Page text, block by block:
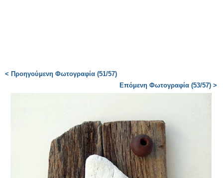
< Προηγούμενη Φωτογραφία (51/57)
Επόμενη Φωτογραφία (53/57) >